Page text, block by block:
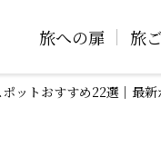
旅への扉 旅
ポットおすすめ22選｜最